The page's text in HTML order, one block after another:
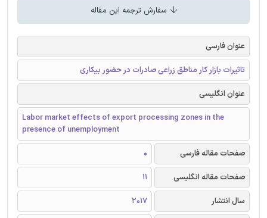
سفارش ترجمه این مقاله
عنوان فارسی
تاثیرات بازار کار مناطق زراعی صادرات در حضور بیکاری
عنوان انگلیسی
Labor market effects of export processing zones in the
presence of unemployment
صفحات مقاله فارسی
0
صفحات مقاله انگلیسی
11
سال انتشار
2017